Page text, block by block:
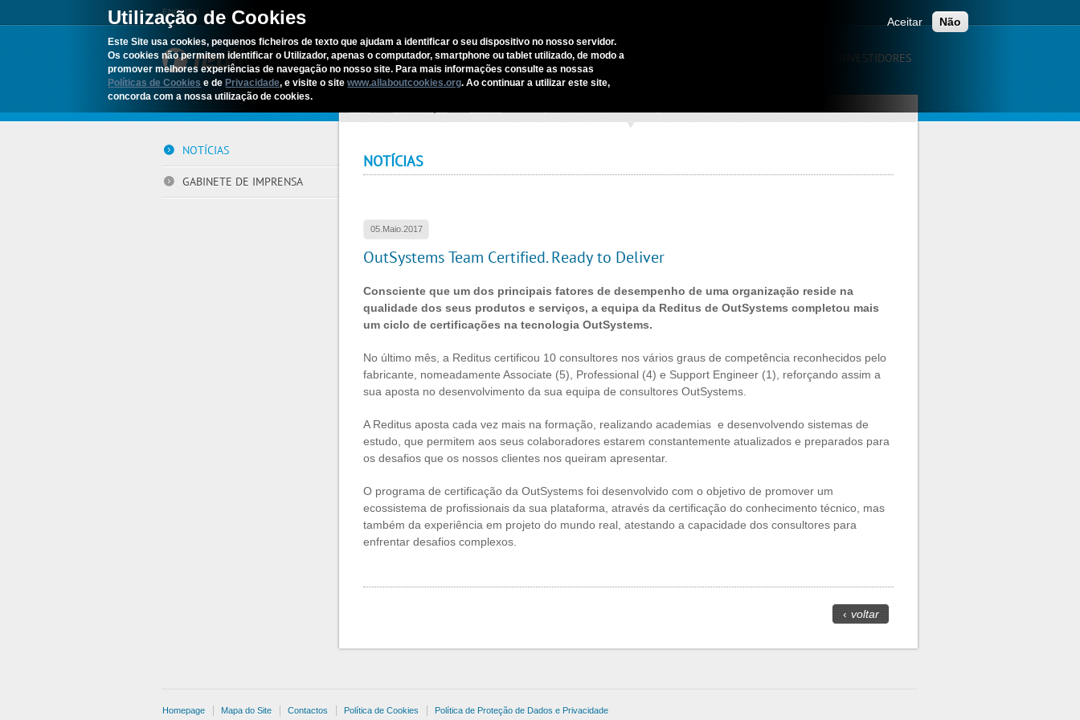
Utilização de Cookies
Este Site usa cookies, pequenos ficheiros de texto que ajudam a identificar o seu dispositivo no nosso servidor.
Os cookies não permitem identificar o Utilizador, apenas o computador, smartphone ou tablet utilizado, de modo a
promover melhores experiências de navegação no nosso site. Para mais informações consulte as nossas
Políticas de Cookies e de Privacidade, e visite o sitewww.allaboutcookies.org. Ao continuar a utilizar este site,
concorda com a nossa utilização de cookies.
Aceitar Não
ENGLISH
REDITUS SERVIÇOS E SOLUÇÕES SECTORES INVESTIDORES
NOTÍCIAS
GABINETE DE IMPRENSA
NOTÍCIAS
05.Maio.2017
OutSystems Team Certified. Ready to Deliver
Consciente que um dos principais fatores de desempenho de uma organização reside na
qualidade dos seus produtos e serviços, a equipa da Reditus de OutSystems completou mais
um ciclo de certificações na tecnologia OutSystems.
No último mês, a Reditus certificou 10 consultores nos vários graus de competência reconhecidos pelo
fabricante, nomeadamente Associate (5), Professional (4) e Support Engineer (1), reforçando assim a
sua aposta no desenvolvimento da sua equipa de consultores OutSystems.
A Reditus aposta cada vez mais na formação, realizando academias e desenvolvendo sistemas de
estudo, que permitem aos seus colaboradores estarem constantemente atualizados e preparados para
os desafios que os nossos clientes nos queiram apresentar.
O programa de certificação da OutSystems foi desenvolvido com o objetivo de promover um
ecossistema de profissionais da sua plataforma, através da certificação do conhecimento técnico, mas
também da experiência em projeto do mundo real, atestando a capacidade dos consultores para
enfrentar desafios complexos.
‹ voltar
Homepage Mapa do Site Contactos Política de Cookies Política de Proteção de Dados e Privacidade